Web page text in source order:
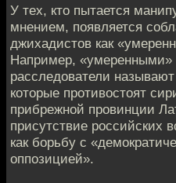
У тех, кто пытается
мнением, появляется
джихадистов как
Например, «умеренными»
расследователи
которые противостоят
прибрежной провинции
присутствие российских
как борьбу с
оппозицией».